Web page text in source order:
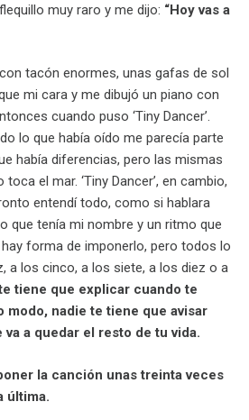
muy raro y me dijo: “Hoy vas a
tacón enormes, unas gafas de sol
mi cara y me dibujó un piano con
cuando puso ‘Tiny Dancer’.
lo que había oído me parecía parte
había diferencias, pero las mismas
el mar. ‘Tiny Dancer’, en cambio,
entendí todo, como si hablara
que tenía mi nombre y un ritmo que
forma de imponerlo, pero todos lo
a los cinco, a los siete, a los diez o a
tiene que explicar cuando te
modo, nadie te tiene que avisar
a quedar el resto de tu vida.
la canción unas treinta veces
última.